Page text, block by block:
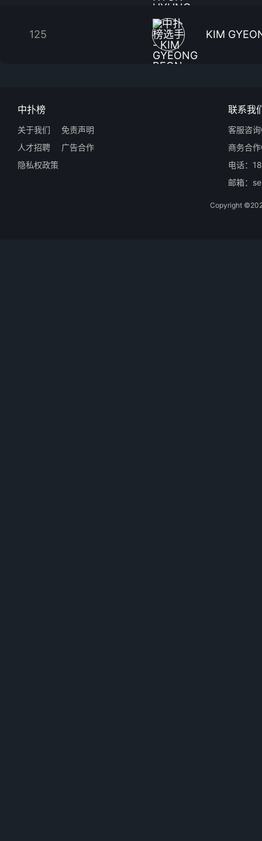
125 KIM
中扑榜
关于我们
免责声明
人才招聘
广告合作
隐私权政策
联系我
客服咨
商务合
电话：
邮箱：
Copyright